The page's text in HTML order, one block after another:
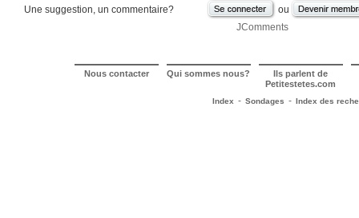
Une suggestion, un commentaire?
ou
JComments
Nous contacter Qui sommes nous? Ils parlent de
Petitestetes.com
Index - Sondages - Index des